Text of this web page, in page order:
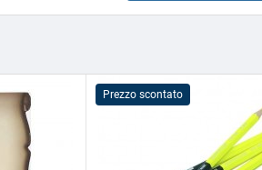
Prezzo scontato